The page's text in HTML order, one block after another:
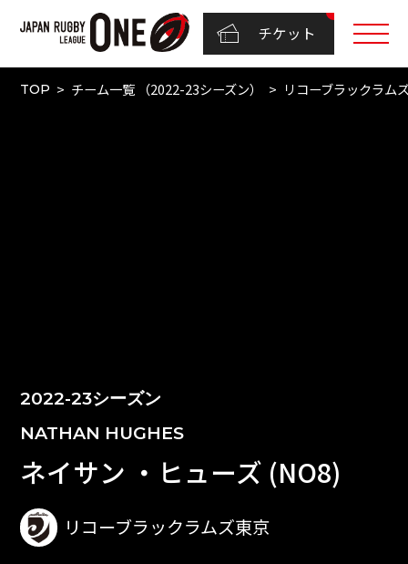
チケット
TOP チーム一覧 （2022-23シーズン） リコーブラックラム
2022-23シーズン
NATHAN HUGHES
ネイサン ・ヒューズ (NO8)
リコーブラックラムズ東京